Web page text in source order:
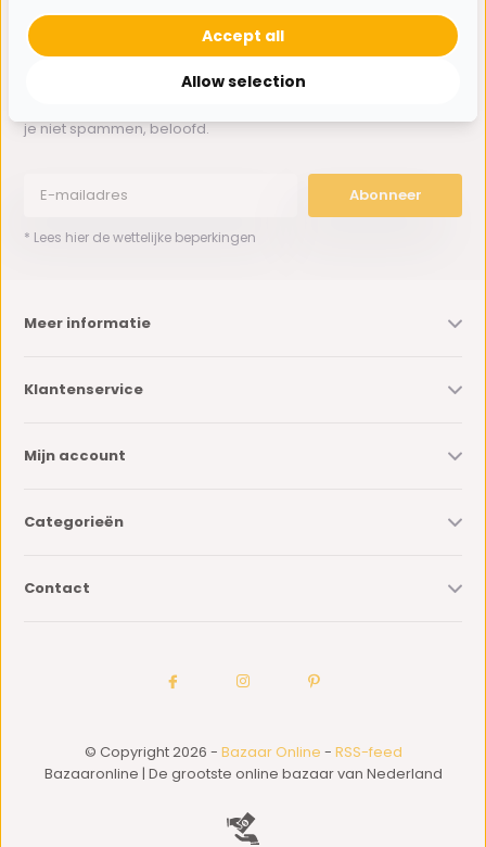
je niet spammen, beloofd.
Abonneer
* Lees hier de wettelijke beperkingen
Meer informatie
Klantenservice
Mijn account
Categorieën
Contact
© Copyright 2026 - Bazaar Online - RSS-feed
Bazaaronline | De grootste online bazaar van Nederland
Allow selection
Accept all